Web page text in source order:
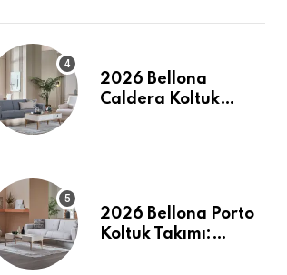
2026 Bellona
Caldera Koltuk
Tanımı
2026 Bellona Porto
Koltuk Takımı: